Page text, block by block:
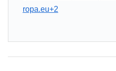
ropa.eu+2